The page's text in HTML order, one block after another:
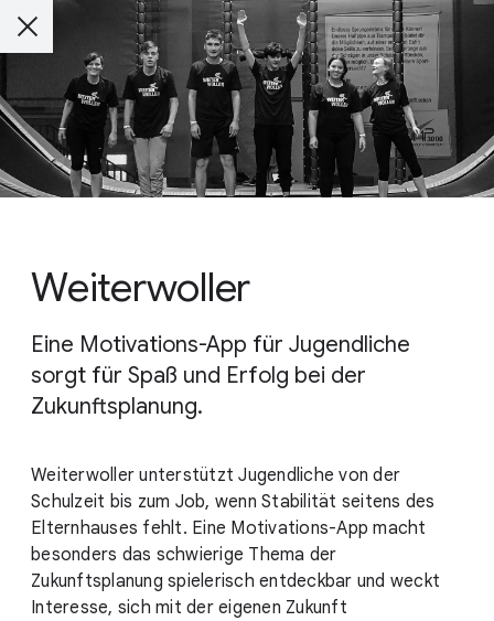
Weiterwoller
Eine Motivations-App für Jugendliche
sorgt für Spaß und Erfolg bei der
Zukunftsplanung.
Weiterwoller unterstützt Jugendliche von der
Schulzeit bis zum Job, wenn Stabilität seitens des
Elternhauses fehlt. Eine Motivations-App macht
besonders das schwierige Thema der
Zukunftsplanung spielerisch entdeckbar und weckt
Interesse, sich mit der eigenen Zukunft